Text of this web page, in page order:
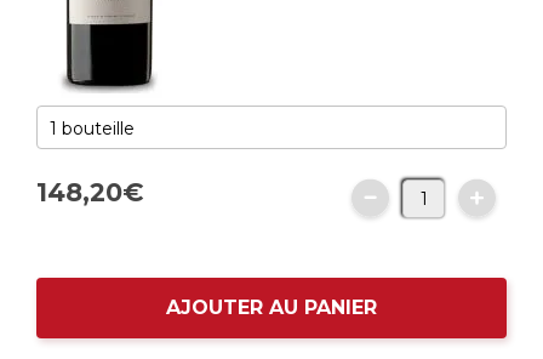
148,20€
AJOUTER AU PANIER